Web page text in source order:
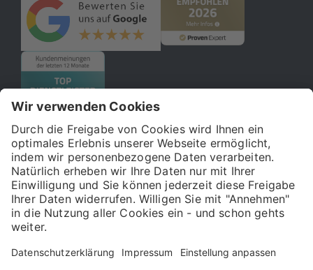
© 2026 121WATT GmbH
Über uns
Allgemeine Geschäftsbedingungen